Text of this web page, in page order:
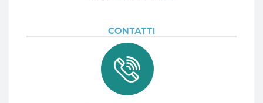
CONTATTI